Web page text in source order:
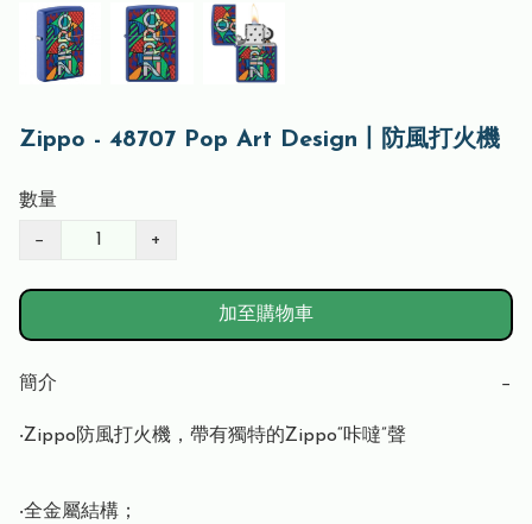
Zippo - 48707 Pop Art Design丨防風打火機
數量
− +
加至購物車
簡介 −
‧Zippo防風打火機，帶有獨特的Zippo“咔噠”聲
‧全金屬結構；